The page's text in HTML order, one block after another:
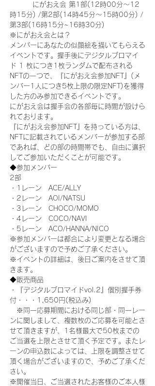
にがおえ会 第1部(12時00分～12
時15分) /第2部(14時45分～15時00分) /
第3部(16時15分~16時30分)
※にがおえ会とは？
メンバーにあなたの似顔絵を描いてもらえる
イベントです。握手後にデジタルブロマイ
ド 1 枚につき1枚ランダムで配布される
NFTの一つで、『にがおえ会参加NFT』(メ
ンバー1人につき5枚上限の限定NFT)を獲得
した方のみ参加できるイベントです。
にがおえ会は握手会の各部毎に時間が設けら
れております。
『にがおえ会参加NFT』を持っている方は、
NFTに記載されているメンバーが参加する部
であれば、どの部の時間帯でも、自由に選択
してご参加いただくことが可能です。
◆参加メンバー
2部
・1レーン　ACE/ALLY
・2レーン　AOI/NATSU
・3レーン　CHOCO/MOMO
・4レーン　COCO/NAVI
・5レーン　ACO/HANNA/NICO
※参加メンバーは都合により変更となる場合
がございますので予めご了承ください。
※イベントの詳細は、後日ご案内をさせて頂
きます。
◆販売商品
・『デジタルブロマイドvol.2』個別握手券
付・・・1,650円(税込み)
※同一応募期間における同じ部・同一レー
ンに関しまして、複数枚のご応募を可能とさ
せて頂きますが、1名様最大で50枚までの
ご当選を上限とさせて頂く予定です。またレ
ーンの申込数によっては、上限を調整させて
頂く場合がございますので、予めご了承くだ
さい。
※開催当日、ご当選されたお客様のご本人様